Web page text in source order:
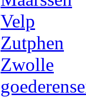
Velp
Zutphen
Zwolle